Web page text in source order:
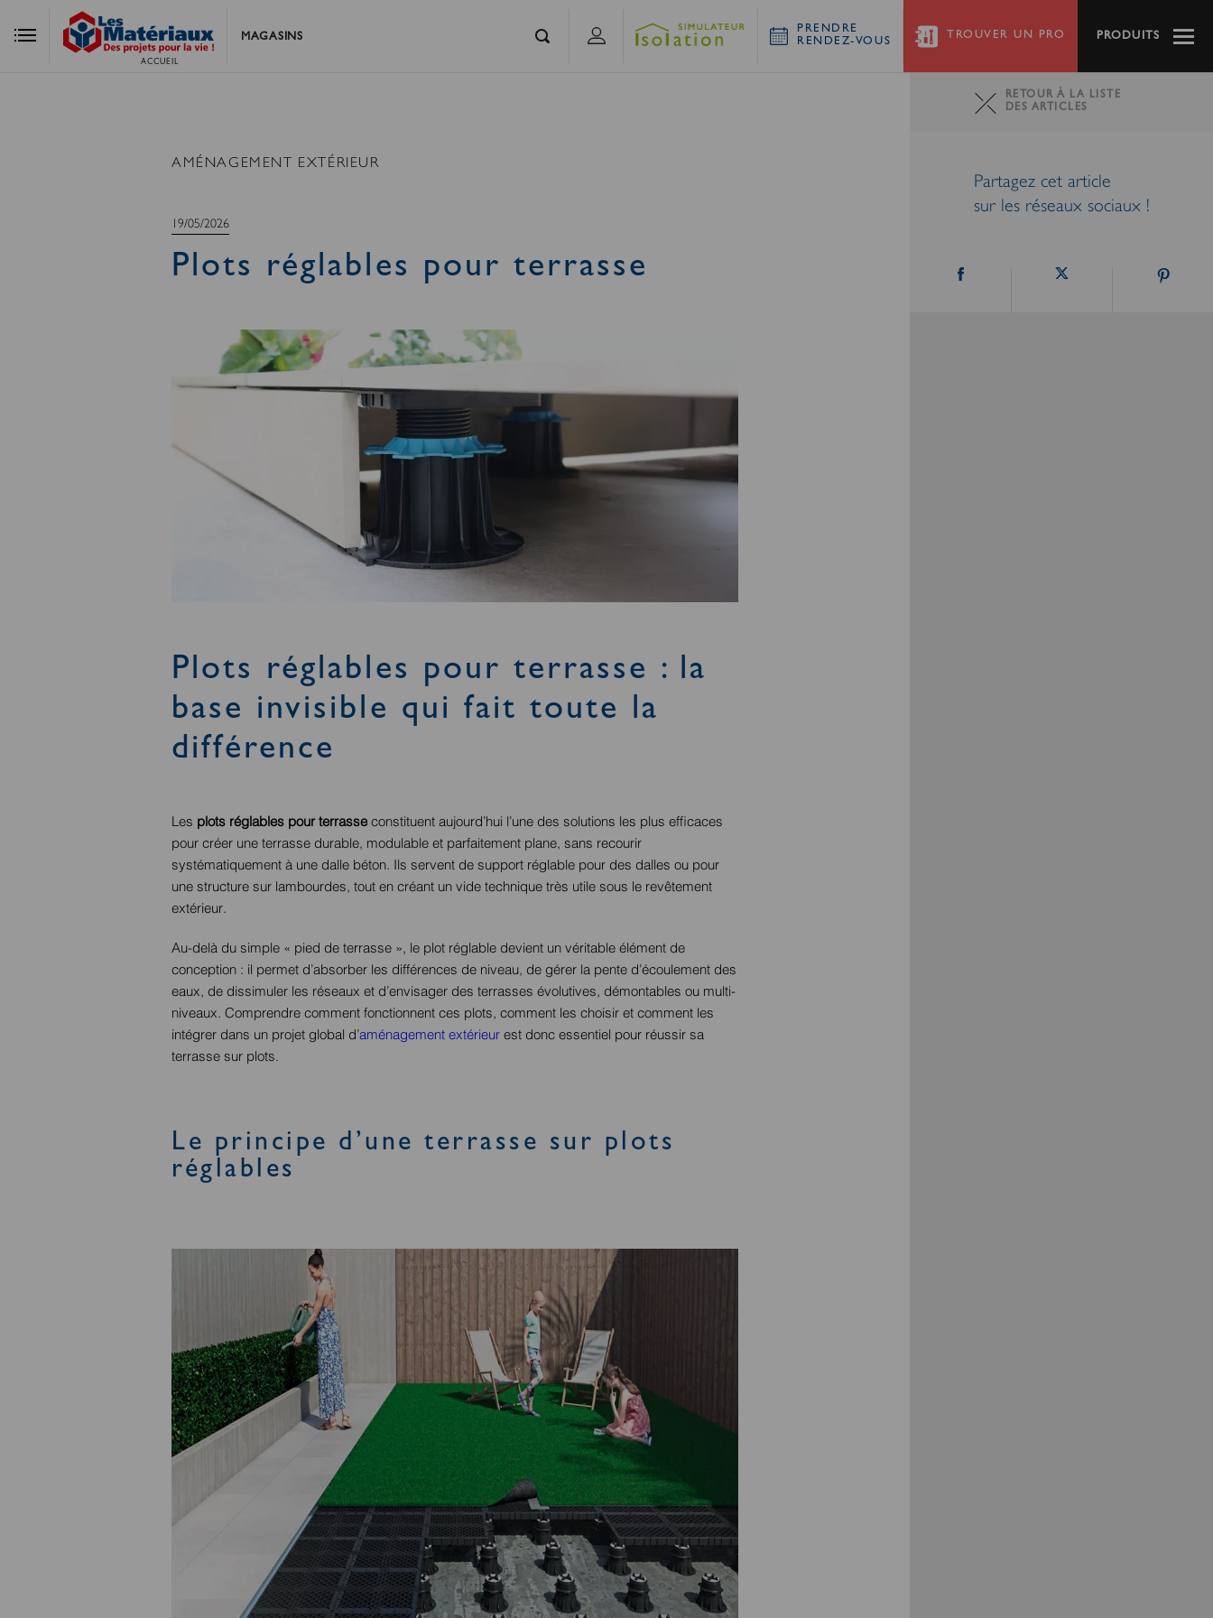
ACCUEIL
MAGASINS
PRENDRE
RENDEZ-VOUS
TROUVER UN PRO PRODUITS
AMÉNAGEMENT EXTÉRIEUR
19/05/2026
Plots réglables pour terrasse
Plots réglables pour terrasse : la
base invisible qui fait toute la
différence
Les plots réglables pour terrasseconstituent aujourd’hui l’une des solutions les plus efficaces
pour créer une terrasse durable, modulable et parfaitement plane, sans recourir
systématiquement à une dalle béton. Ils servent de support réglable pour des dalles ou pour
une structure sur lambourdes, tout en créant un vide technique très utile sous le revêtement
extérieur.
Au-delà du simple « pied de terrasse », le plot réglable devient un véritable élément de
conception : il permet d’absorber les différences de niveau, de gérer la pente d’écoulement des
eaux, de dissimuler les réseaux et d’envisager des terrasses évolutives, démontables ou multi-
niveaux. Comprendre comment fonctionnent ces plots, comment les choisir et comment les
intégrer dans un projet global d’aménagement extérieur est donc essentiel pour réussir sa
terrasse sur plots.
Le principe d’une terrasse sur plots
réglables
RETOUR À LA LISTE
DES ARTICLES
Partagez cet article
sur les réseaux sociaux !